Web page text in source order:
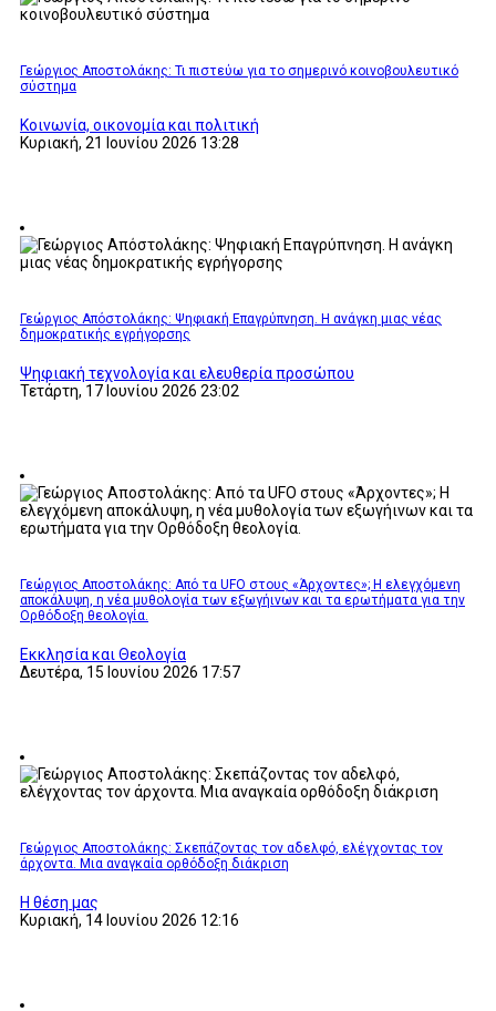
Γεώργιος Αποστολάκης: Τι πιστεύω για το σημερινό κοινοβουλευτικό
σύστημα
Κοινωνία, οικονομία και πολιτική
Κυριακή, 21 Ιουνίου 2026 13:28
Γεώργιος Απόστολάκης: Ψηφιακή Επαγρύπνηση. Η ανάγκη μιας νέας
δημοκρατικής εγρήγορσης
Ψηφιακή τεχνολογία και ελευθερία προσώπου
Τετάρτη, 17 Ιουνίου 2026 23:02
Γεώργιος Αποστολάκης: Από τα UFO στους «Άρχοντες»; Η ελεγχόμενη
αποκάλυψη, η νέα μυθολογία των εξωγήινων και τα ερωτήματα για την
Ορθόδοξη θεολογία.
Εκκλησία και Θεολογία
Δευτέρα, 15 Ιουνίου 2026 17:57
Γεώργιος Αποστολάκης: Σκεπάζοντας τον αδελφό, ελέγχοντας τον
άρχοντα. Μια αναγκαία ορθόδοξη διάκριση
Η θέση μας
Κυριακή, 14 Ιουνίου 2026 12:16